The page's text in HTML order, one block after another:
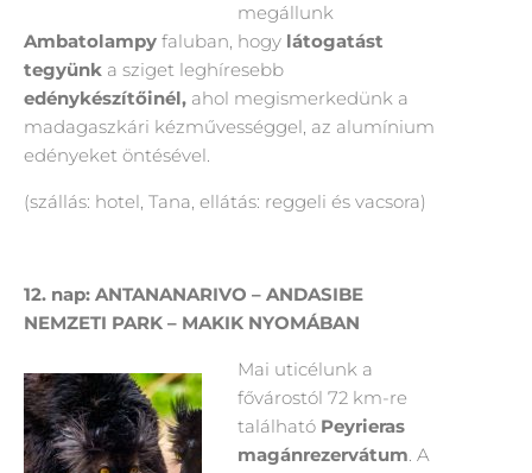
megállunk
Ambatolampy faluban, hogy látogatást
tegyünk a sziget leghíresebb
edénykészítőinél, ahol megismerkedünk a
madagaszkári kézművességgel, az alumínium
edényeket öntésével.
(szállás: hotel, Tana, ellátás: reggeli és vacsora)
12. nap: ANTANANARIVO – ANDASIBE
NEMZETI PARK – MAKIK NYOMÁBAN
Mai uticélunk a
fővárostól 72 km-re
található Peyrieras
magánrezervátum. A